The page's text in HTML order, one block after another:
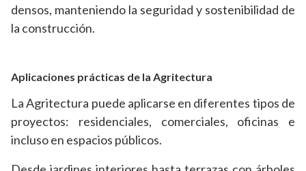
densos, manteniendo la seguridad y sostenibilidad de
la construcción.
Aplicaciones prácticas de la Agritectura
La Agritectura puede aplicarse en diferentes tipos de
proyectos: residenciales, comerciales, oficinas e
incluso en espacios públicos.